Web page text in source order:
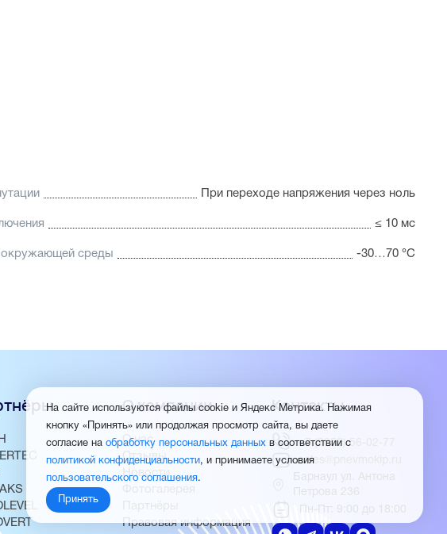
При переходе напряжения через ноль
≤ 10 мс
окружающей среды -30…70 °C
О компании
О нас
Отзывы
Новости
Фотогалерея
Партнёры
Правовая информация
Контакты
+7 (3852) 56-02-77
sales@pnevmokip.ru
Барнаул ул. Антона
Петрова 236
Пн-Пт: 9:00 до 18:00
На сайте используются файлы cookie и Яндекс Метрика. Нажимая
кнопку «Принять» или продолжая просмотр сайта, вы даете
согласие на обработку персональных данных в соответствии с
политикой конфиденциальности, и принимаете условия
пользовательского соглашения.
Принять